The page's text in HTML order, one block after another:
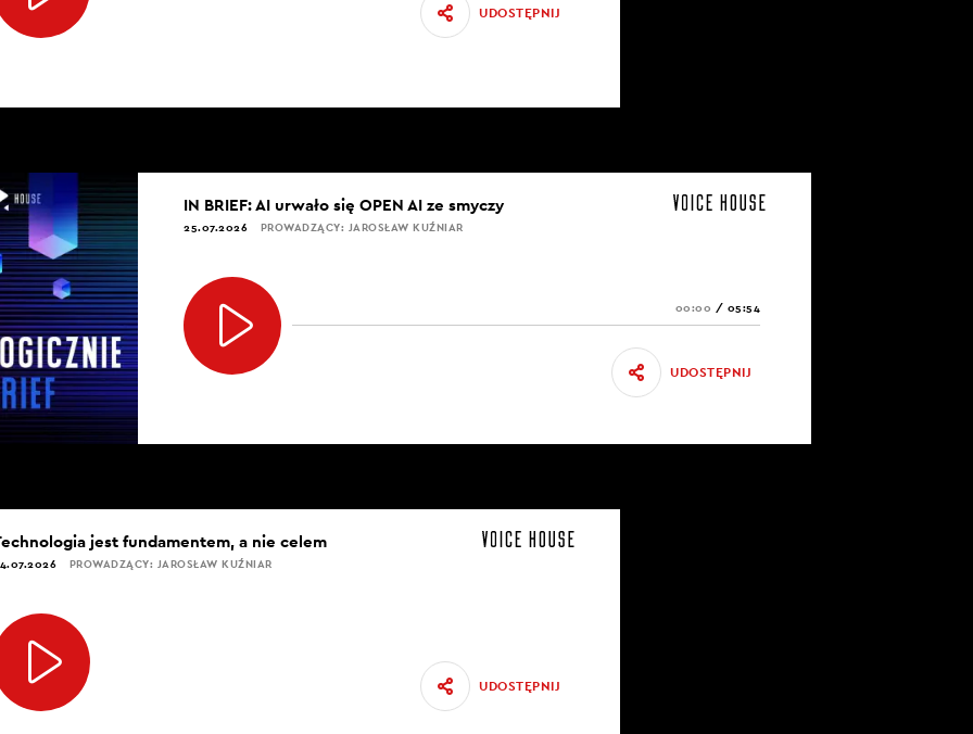
UDOSTĘPNIJ
IN BRIEF: AI urwało się OPEN AI ze smyczy
25.07.2026 PROWADZĄCY: JAROSŁAW KUŹNIAR
00:00 / 05:54
UDOSTĘPNIJ
jest fundamentem, a nie celem
PROWADZĄCY: JAROSŁAW KUŹNIAR
UDOSTĘPNIJ